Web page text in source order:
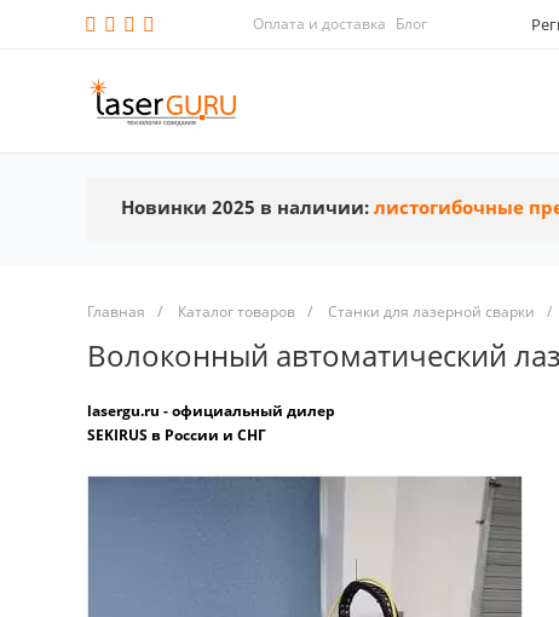
Оплата и доставка Блог
Новинки 2025 в наличии: листогибочные
Главная / Каталог товаров / Станки для лазерной сварки /
Волоконный автоматический
lasergu.ru - официальный дилер
SEKIRUS в России и СНГ